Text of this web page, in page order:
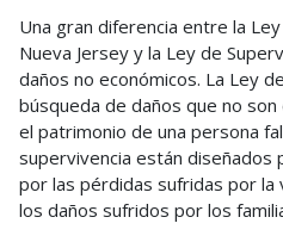
Una gran diferencia entre la
Nueva Jersey y la Ley de
daños no económicos. La Ley
búsqueda de daños que no
el patrimonio de una persona
supervivencia están diseñados
por las pérdidas sufridas por la
los daños sufridos por los